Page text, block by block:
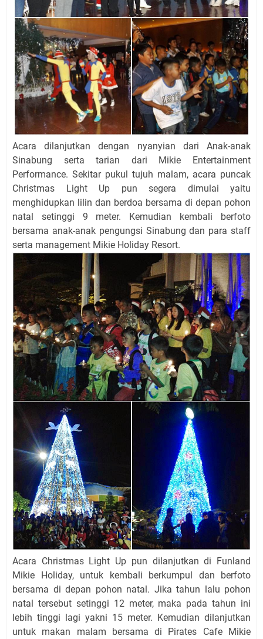
Acara dilanjutkan dengan nyanyian dari Anak-anak
Sinabung serta tarian dari Mikie Entertainment
Performance. Sekitar pukul tujuh malam, acara puncak
Christmas Light Up pun segera dimulai yaitu
menghidupkan lilin dan berdoa bersama di depan pohon
natal setinggi 9 meter. Kemudian kembali berfoto
bersama anak-anak pengungsi Sinabung dan para staff
serta management Mikie Holiday Resort.
Acara Christmas Light Up pun dilanjutkan di Funland
Mikie Holiday, untuk kembali berkumpul dan berfoto
bersama di depan pohon natal. Jika tahun lalu pohon
natal tersebut setinggi 12 meter, maka pada tahun ini
lebih tinggi lagi yakni 15 meter. Kemudian dilanjutkan
untuk makan malam bersama di Pirates Cafe Mikie